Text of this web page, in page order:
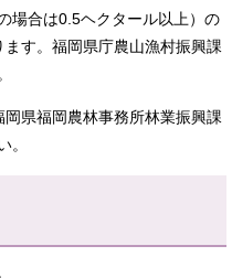
場合は0.5ヘクタール以上）の
す。福岡県庁農山漁村振興課
岡県福岡農林事務所林業振興課
。